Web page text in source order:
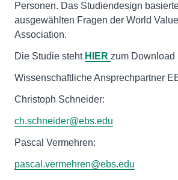
Personen. Das Studiendesign
ausgewählten Fragen der World
Association.
Die Studie steht HIER zum Download
Wissenschaftliche Ansprechpartner
Christoph Schneider:
ch.schneider@ebs.edu
Pascal Vermehren:
pascal.vermehren@ebs.edu